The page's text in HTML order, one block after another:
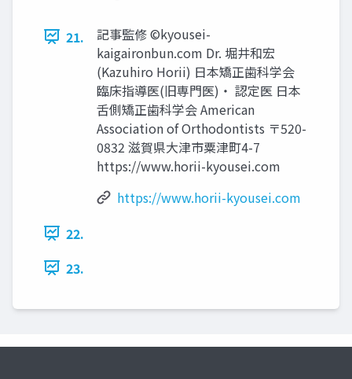
21.
記事監修 ©kyousei-
kaigaironbun.com Dr. 堀井和宏
(Kazuhiro Horii) 日本矯正歯科学会
臨床指導医(旧専門医)・ 認定医 日本
舌側矯正歯科学会 American
Association of Orthodontists 〒520-
0832 滋賀県大津市粟津町4-7
https://www.horii-kyousei.com
https://www.horii-kyousei.com
22.
23.